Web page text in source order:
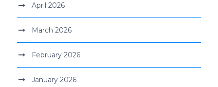
April 2026
March 2026
February 2026
January 2026